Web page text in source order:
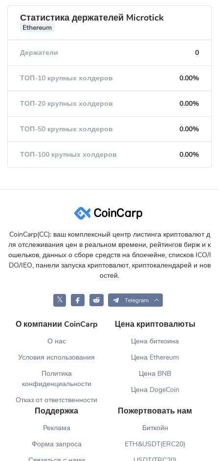
Статистика держателей Microtick
Ethereum
Держатели 0
ТОП-10 крупных холдеров 0.00%
ТОП-20 крупных холдеров 0.00%
ТОП-50 крупных холдеров 0.00%
ТОП-100 крупных холдеров 0.00%
CoinCarp(CC): ваш комплексный центр листинга криптовалют д
ля отслеживания цен в реальном времени, рейтингов бирж и к
ошельков, данных о сборе средств на блокчейне, списков ICO/I
DO/IEO, панели запуска криптовалют, криптокалендарей и нов
остей.
𝕏 Telegram
О компании CoinCarp
О нас
Условия использования
Политика
конфиденциальности
Отказ от ответственности
Цена криптовалюты
Цена биткоина
Цена Ethereum
Цена BNB
Цена DogeCoin
Поддержка
Реклама
Форма запроса
Пожертвовать нам
Биткойн
ETH&USDT(ERC20)